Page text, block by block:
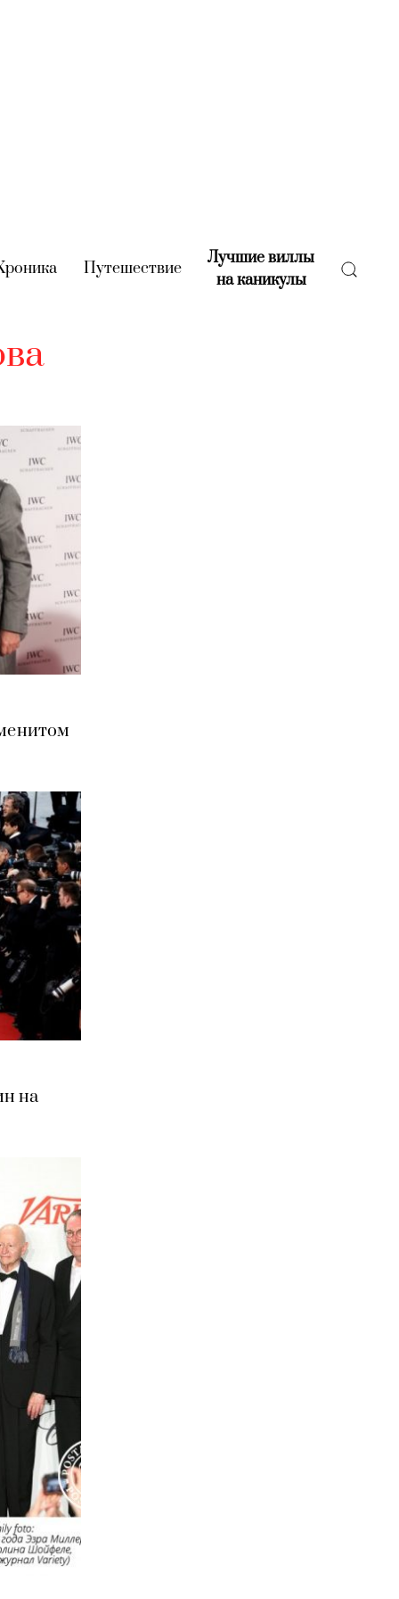
(current)
Путешествие(current)
Лучшие виллы
на каникулы(current)
на